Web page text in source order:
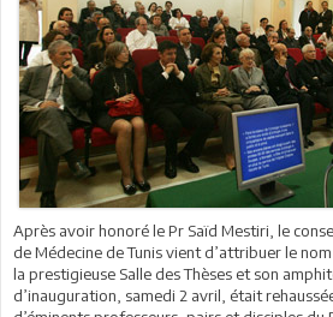
Après avoir honoré le Pr Saïd Mestiri, le
de Médecine de Tunis vient d’attribuer le
la prestigieuse Salle des Thèses et son
d’inauguration, samedi 2 avril, était